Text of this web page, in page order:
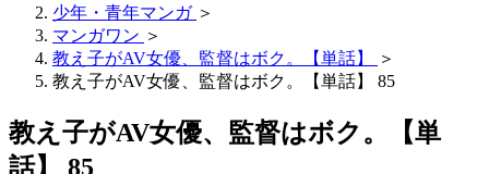
少年・青年マンガ ＞
マンガワン ＞
教え子がAV女優、監督はボク。【単話】
＞
教え子がAV女優、監督はボク。【単話】 85
教え子がAV女優、監督はボク。【単
話】 85